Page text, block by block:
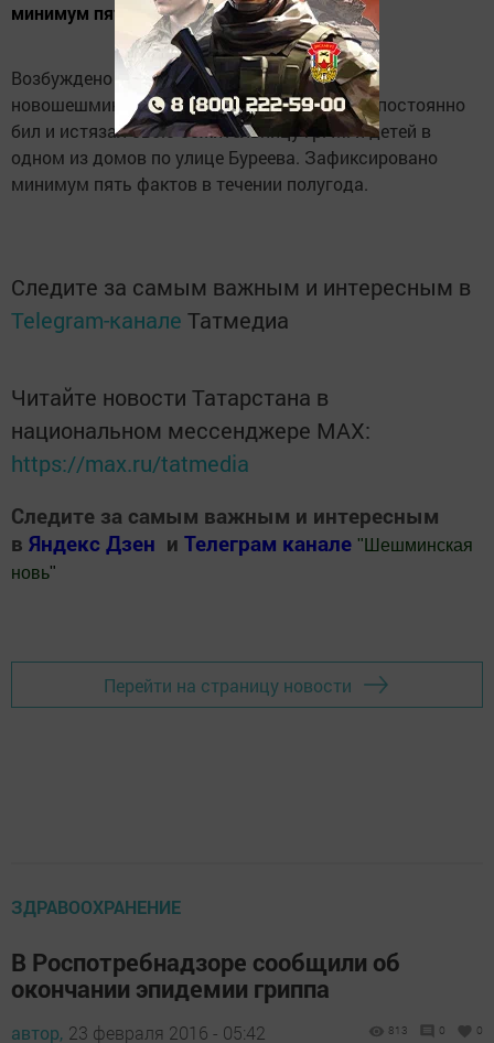
минимум пять фактов в течении полугода.
Возбуждено уголовное дело в отношении
новошешминца С., который в пьяном угаре постоянно
бил и истязал свою сожительницу гр. М. и детей в
одном из домов по улице Буреева. Зафиксировано
минимум пять фактов в течении полугода.
Следите за самым важным и интересным в
Telegram-канале Татмедиа
Читайте новости Татарстана в
национальном мессенджере MАХ:
https://max.ru/tatmedia
Следите за самым важным и интересным
в Яндекс Дзен и Телеграм канале " Шешминская
новь"
Перейти на страницу новости
ЗДРАВООХРАНЕНИЕ
В Роспотребнадзоре сообщили об
окончании эпидемии гриппа
автор, 23 февраля 2016 - 05:42 813 0 0